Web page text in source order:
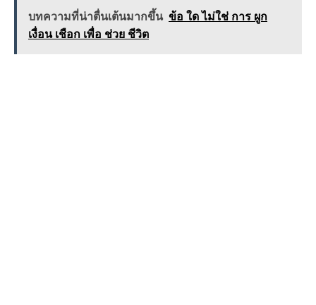
บทความที่น่าตื่นเต้นมากขึ้น ข้อ ใด ไม่ใช่ การ ผูก
เงื่อน เชือก เพื่อ ช่วย ชีวิต